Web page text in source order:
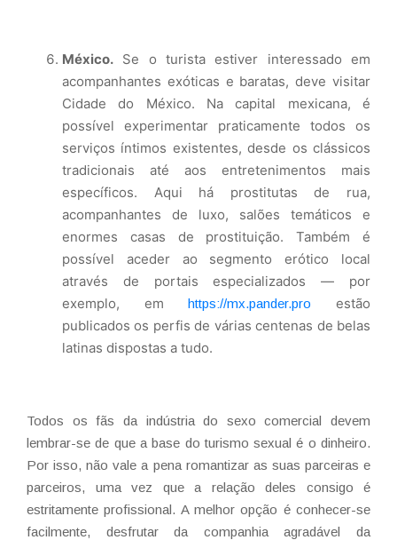
México. Se o turista estiver interessado em
acompanhantes exóticas e baratas, deve visitar
Cidade do México. Na capital mexicana, é
possível experimentar praticamente todos os
serviços íntimos existentes, desde os clássicos
tradicionais até aos entretenimentos mais
específicos. Aqui há prostitutas de rua,
acompanhantes de luxo, salões temáticos e
enormes casas de prostituição. Também é
possível aceder ao segmento erótico local
através de portais especializados — por
exemplo, emhttps://mx.pander.pro
estão
publicados os perfis de várias centenas de belas
latinas dispostas a tudo.
Todos os fãs da indústria do sexo comercial devem
lembrar-se de que a base do turismo sexual é o dinheiro.
Por isso, não vale a pena romantizar as suas parceiras e
parceiros, uma vez que a relação deles consigo é
estritamente profissional. A melhor opção é conhecer-se
facilmente, desfrutar da companhia agradável da